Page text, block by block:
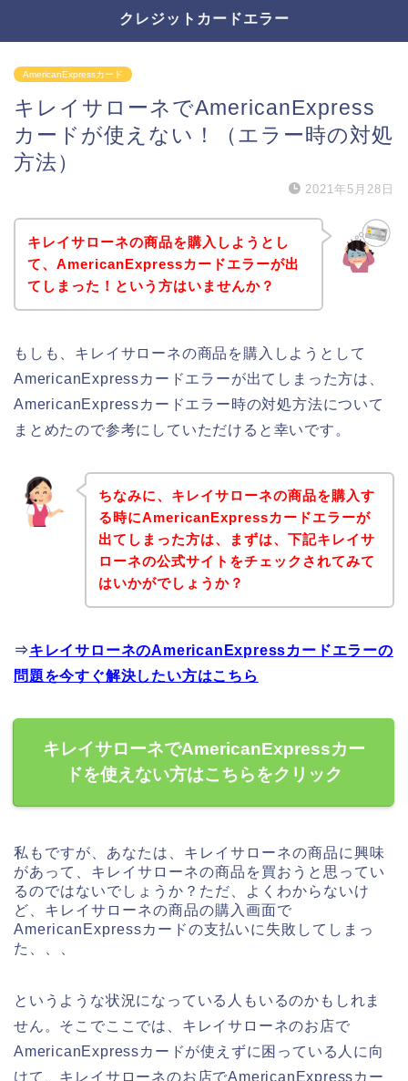
クレジットカードエラー
AmericanExpressカード
キレイサローネでAmericanExpress
カードが使えない！（エラー時の対処
方法）
2021年5月28日
キレイサローネの商品を購入しようとし
て、AmericanExpressカードエラーが出
てしまった！という方はいませんか？
もしも、キレイサローネの商品を購入しようとして
AmericanExpressカードエラーが出てしまった方は、
AmericanExpressカードエラー時の対処方法について
まとめたので参考にしていただけると幸いです。
ちなみに、キレイサローネの商品を購入す
る時にAmericanExpressカードエラーが
出てしまった方は、まずは、下記キレイサ
ローネの公式サイトをチェックされてみて
はいかがでしょうか？
⇒キレイサローネのAmericanExpressカードエラーの
問題を今すぐ解決したい方はこちら
キレイサローネでAmericanExpressカー
ドを使えない方はこちらをクリック
私もですが、あなたは、キレイサローネの商品に興味
があって、キレイサローネの商品を買おうと思ってい
るのではないでしょうか？ただ、よくわからないけ
ど、キレイサローネの商品の購入画面で
AmericanExpressカードの支払いに失敗してしまっ
た、、、
というような状況になっている人もいるのかもしれま
せん。そこでここでは、キレイサローネのお店で
AmericanExpressカードが使えずに困っている人に向
けて、キレイサローネのお店でAmericanExpressカー